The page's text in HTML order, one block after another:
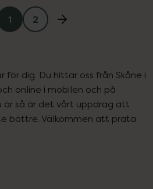
1 2
för dig. Du hittar oss från Skåne i
online i mobilen och på
är så är det vårt uppdrag att
bättre. Välkommen att prata